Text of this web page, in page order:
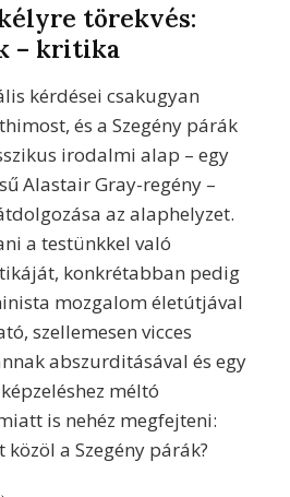
törekvés:
– kritika
kérdései csakugyan
és a Szegény párák
irodalmi alap – egy
Alastair Gray-regény –
az alaphelyzet.
a testünkkel való
konkrétabban pedig
mozgalom életútjával
szellemesen vicces
abszurditásával és egy
méltó
is nehéz megfejteni:
a Szegény párák?